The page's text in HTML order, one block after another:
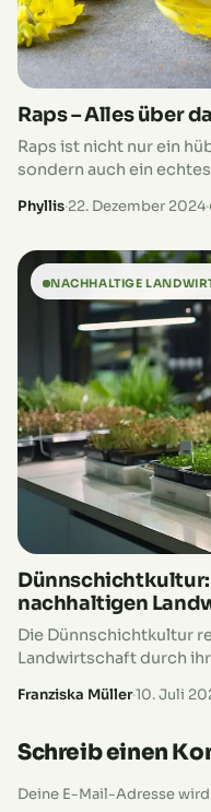
Raps – Alles über
Raps ist nicht nur ein
sondern auch ein
Biokraftstoffe genutzt.
Bestandteil der
schön!
Phyllis·22. Dezember 2024·
NACHHALTIGE
nachhaltigen
Die Dünnschichtkultur
Landwirtschaft durch
(Nutrient Film
eine optimale
Entdecke, wie
Franziska Müller·10. Juli
Schreib einen
Deine E-Mail-Adresse